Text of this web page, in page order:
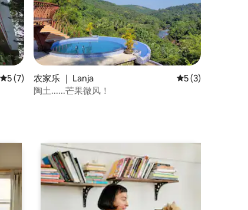
平均评分 5 分（满分 5 分），共 7 条评价
5 (7)
农家乐 ｜ Lanja 平均评分 5 分（
5 (3)
陶土......芒果微风！